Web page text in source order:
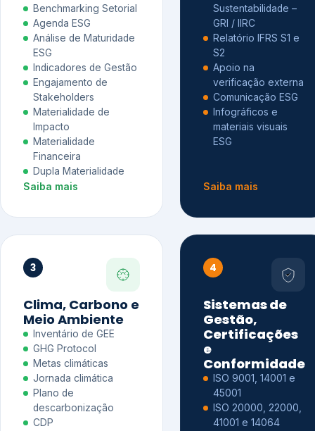
Benchmarking Setorial
Agenda ESG
Análise de Maturidade
ESG
Indicadores de Gestão
Engajamento de
Stakeholders
Materialidade de
Impacto
Materialidade
Financeira
Dupla Materialidade
Saiba mais
Sustentabilidade –
GRI / IIRC
Relatório IFRS S1 e
S2
Apoio na
verificação externa
Comunicação ESG
Infográficos e
materiais visuais
ESG
Saiba mais
3
Clima, Carbono e
Meio Ambiente
Inventário de GEE
GHG Protocol
Metas climáticas
Jornada climática
Plano de
descarbonização
CDP
4
Sistemas de
Gestão,
Certificações
e
Conformidade
ISO 9001, 14001 e
45001
ISO 20000, 22000,
41001 e 14064